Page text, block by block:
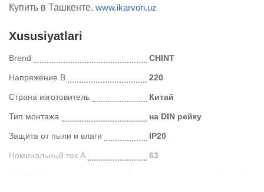
Купить в Ташкенте. www.ikarvon.uz
Xususiyatlari
Brend CHINT
Напряжение В 220
Страна изготовитель Китай
Тип монтажа на DIN рейку
Защита от пыли и влаги IP20
Номинальный ток А 63
Автоматические выключатели